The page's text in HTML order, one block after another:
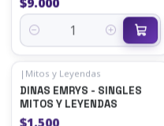
Quantity
DINAS EMRYS - SINGLES
MITOS Y LEYENDAS
$1.500